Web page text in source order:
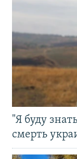
"Я буду
смерть